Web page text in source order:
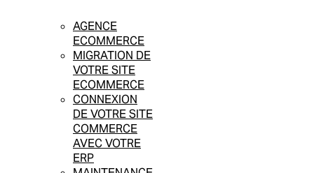
AGENCE
ECOMMERCE
MIGRATION DE
VOTRE SITE
ECOMMERCE
CONNEXION
DE VOTRE SITE
COMMERCE
AVEC VOTRE
ERP